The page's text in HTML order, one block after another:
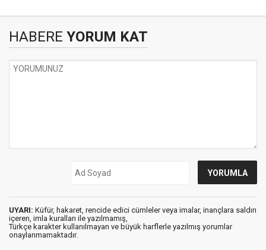
HABERE YORUM KAT
UYARI: Küfür, hakaret, rencide edici cümleler veya imalar, inançlara saldırı
içeren, imla kuralları ile yazılmamış,
Türkçe karakter kullanılmayan ve büyük harflerle yazılmış yorumlar
onaylanmamaktadır.